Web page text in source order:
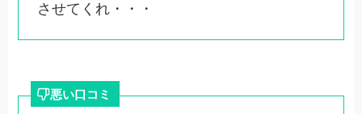
させてくれ・・・
悪い口コミ